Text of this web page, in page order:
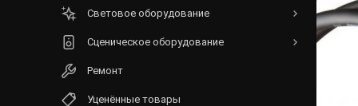
Световое оборудование
Сценическое оборудование
Ремонт
Уценённые товары